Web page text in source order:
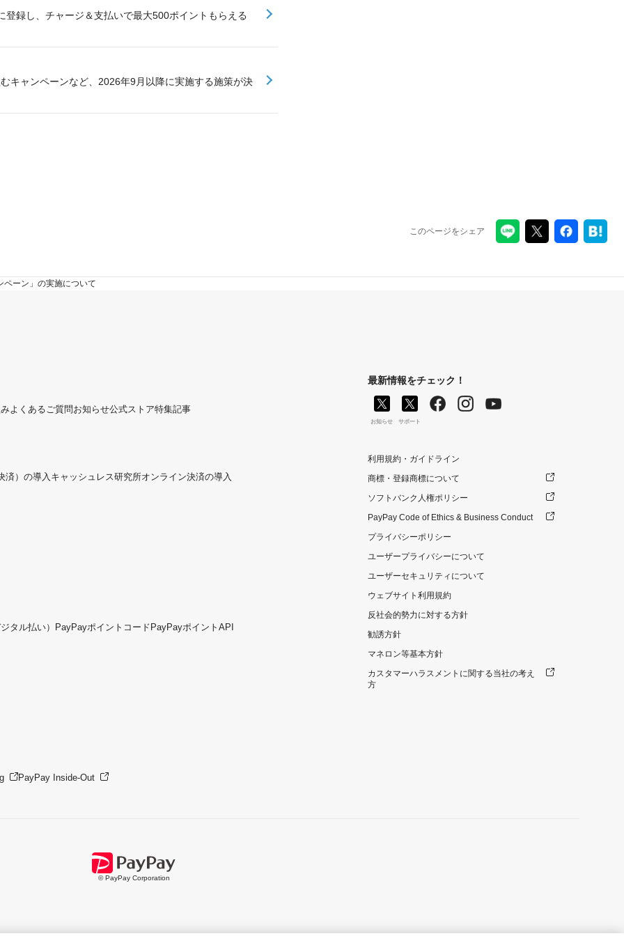
録し、チャージ＆支払いで最大500ポイントもらえる
キャンペーンなど、2026年9月以降に実施する施策が決
このページをシェア
ーン」の実施について
よくあるご質問お知らせ公式ストア特集記事
済）の導入 キャッシュレス研究所オンライン決済の導入
タル払い） PayPayポイントコード PayPayポイントAPI
PayPay Inside-Out
最新情報をチェック！
お知らせ サポート
利用規約・ガイドライン
商標・登録商標について
ソフトバンク人権ポリシー
PayPay Code of Ethics & Business Conduct
プライバシーポリシー
ユーザープライバシーについて
ユーザーセキュリティについて
ウェブサイト利用規約
反社会的勢力に対する方針
勧誘方針
マネロン等基本方針
カスタマーハラスメントに関する当社の考え
方
© PayPay Corporation